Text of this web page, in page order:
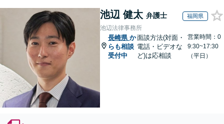
池辺 健太 弁護士 福岡県
池辺法律事務所
長崎県 か
らも相談
受付中
面談方法(対面・
電話・ビデオな
ど)は応相談
営業時間：0
9:30~17:30
（平日）